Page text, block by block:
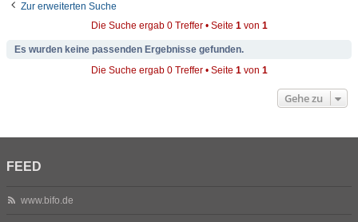
Zur erweiterten Suche
Die Suche ergab 0 Treffer • Seite 1von 1
Es wurden keine passenden Ergebnisse gefunden.
Die Suche ergab 0 Treffer • Seite 1von 1
Gehe zu
FEED
www.bifo.de